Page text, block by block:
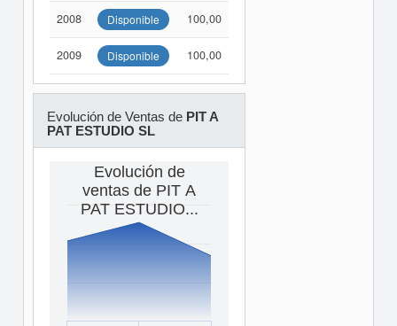
2008 Disponible 100,00
2009 Disponible 100,00
Evolución de Ventas de PIT A
PAT ESTUDIO SL
Evolución de
ventas de PIT A
PAT ESTUDIO...